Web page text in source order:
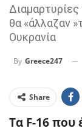
θα «άλλαζαν
Ουκρανία
By Greece247
Share
Τα F-16 που